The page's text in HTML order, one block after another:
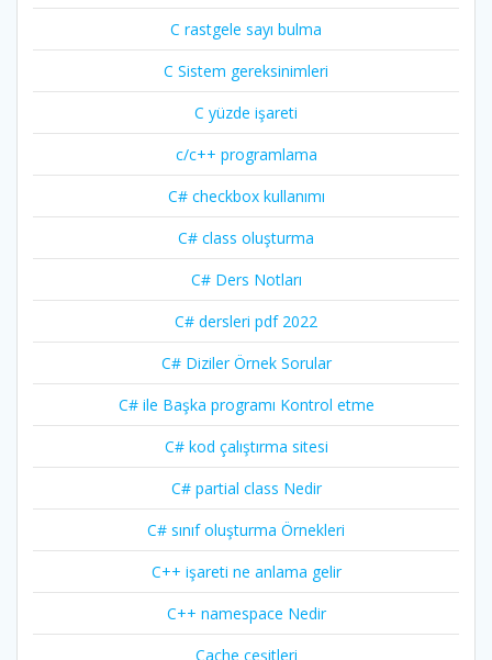
C rastgele sayı bulma
C Sistem gereksinimleri
C yüzde işareti
c/c++ programlama
C# checkbox kullanımı
C# class oluşturma
C# Ders Notları
C# dersleri pdf 2022
C# Diziler Örnek Sorular
C# ile Başka programı Kontrol etme
C# kod çalıştırma sitesi
C# partial class Nedir
C# sınıf oluşturma Örnekleri
C++ işareti ne anlama gelir
C++ namespace Nedir
Cache çeşitleri